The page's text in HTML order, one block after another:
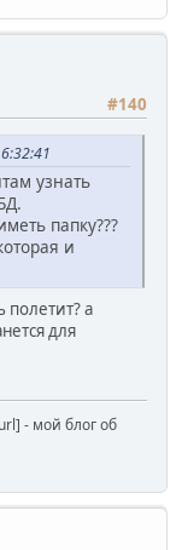
#140
узнать
папку???
и
полетит? а
для
- мой блог об